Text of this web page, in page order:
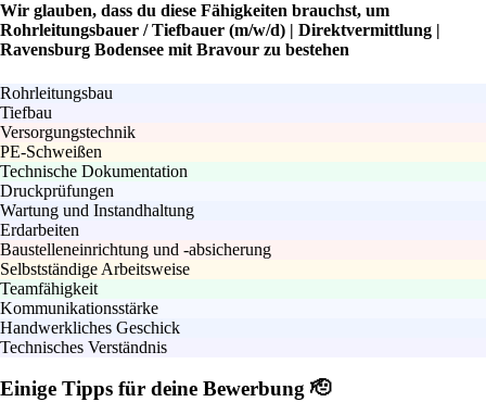
Wir glauben, dass du diese Fähigkeiten brauchst, um
Rohrleitungsbauer / Tiefbauer (m/w/d) | Direktvermittlung |
Ravensburg Bodensee mit Bravour zu bestehen
Rohrleitungsbau
Tiefbau
Versorgungstechnik
PE-Schweißen
Technische Dokumentation
Druckprüfungen
Wartung und Instandhaltung
Erdarbeiten
Baustelleneinrichtung und -absicherung
Selbstständige Arbeitsweise
Teamfähigkeit
Kommunikationsstärke
Handwerkliches Geschick
Technisches Verständnis
Einige Tipps für deine Bewerbung 🫡